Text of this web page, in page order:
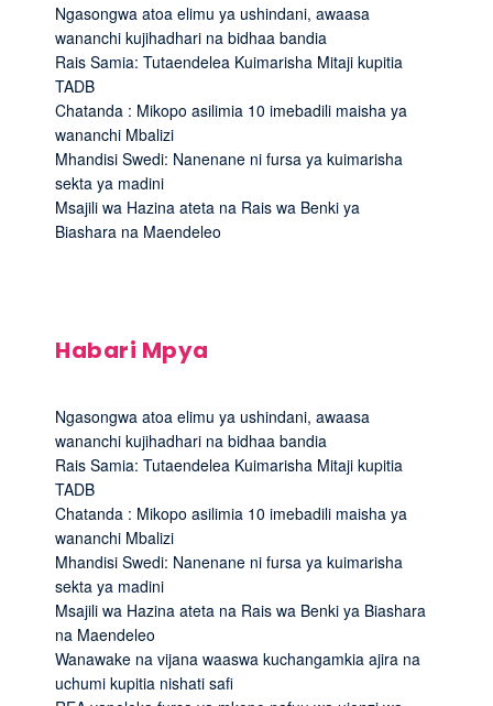
Ngasongwa atoa elimu ya ushindani, awaasa
wananchi kujihadhari na bidhaa bandia
Rais Samia: Tutaendelea Kuimarisha Mitaji kupitia
TADB
Chatanda : Mikopo asilimia 10 imebadili maisha ya
wananchi Mbalizi
Mhandisi Swedi: Nanenane ni fursa ya kuimarisha
sekta ya madini
Msajili wa Hazina ateta na Rais wa Benki ya
Biashara na Maendeleo
Habari Mpya
Ngasongwa atoa elimu ya ushindani, awaasa
wananchi kujihadhari na bidhaa bandia
Rais Samia: Tutaendelea Kuimarisha Mitaji kupitia
TADB
Chatanda : Mikopo asilimia 10 imebadili maisha ya
wananchi Mbalizi
Mhandisi Swedi: Nanenane ni fursa ya kuimarisha
sekta ya madini
Msajili wa Hazina ateta na Rais wa Benki ya Biashara
na Maendeleo
Wanawake na vijana waaswa kuchangamkia ajira na
uchumi kupitia nishati safi